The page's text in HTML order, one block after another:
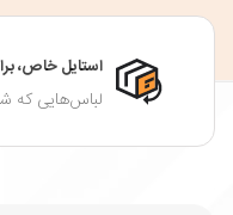
استایل خاص،
لباس‌هایی که